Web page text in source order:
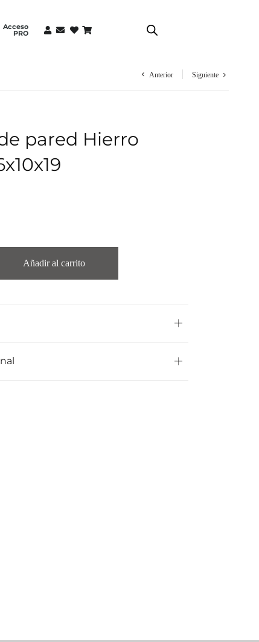
Acceso
PRO
Anterior Siguiente
pared Hierro
Añadir al carrito